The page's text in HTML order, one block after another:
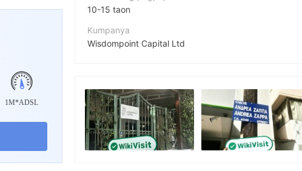
1M*ADSL
10-15 taon
Kumpanya
Wisdompoint Capital Ltd
empleyado ng kumpanya
--